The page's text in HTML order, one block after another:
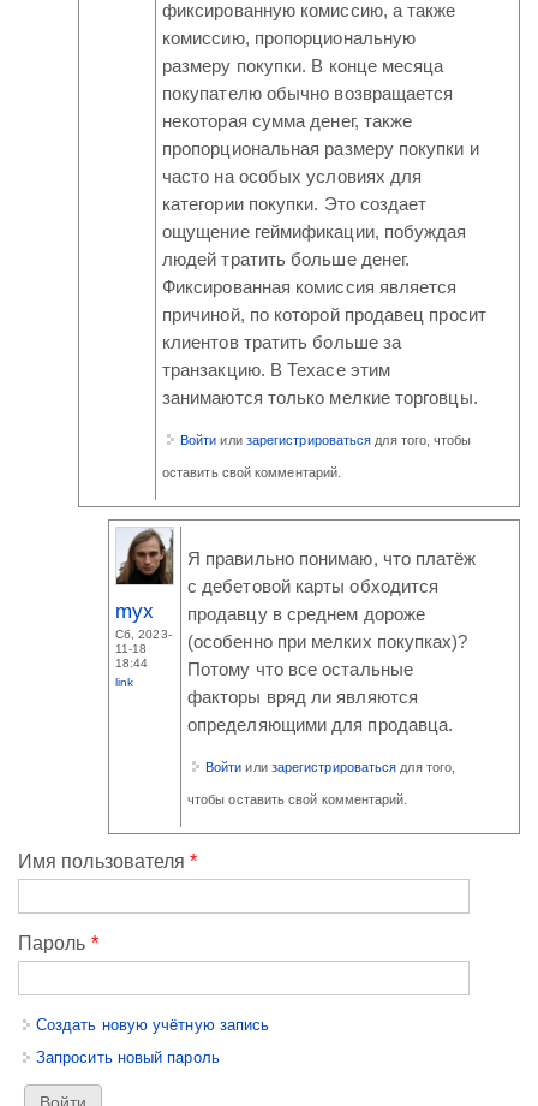
фиксированную комиссию, а также
комиссию, пропорциональную
размеру покупки. В конце месяца
покупателю обычно возвращается
некоторая сумма денег, также
пропорциональная размеру покупки и
часто на особых условиях для
категории покупки. Это создает
ощущение геймификации, побуждая
людей тратить больше денег.
Фиксированная комиссия является
причиной, по которой продавец просит
клиентов тратить больше за
транзакцию. В Техасе этим
занимаются только мелкие торговцы.
Войти или зарегистрироваться для того, чтобы
оставить свой комментарий.
myx
Сб, 2023-
11-18
18:44
link
Я правильно понимаю, что платёж
с дебетовой карты обходится
продавцу в среднем дороже
(особенно при мелких покупках)?
Потому что все остальные
факторы вряд ли являются
определяющими для продавца.
Войти или зарегистрироваться для того,
чтобы оставить свой комментарий.
Имя пользователя*
Пароль *
Создать новую учётную запись
Запросить новый пароль